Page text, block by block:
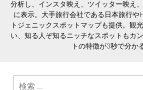
分析し、インスタ映え、ツイッター映え
に表示。大手旅行会社である日本旅行や
トジェニックスポットマップも提供。観
い、知る人ぞ知るニッチなスポットもカ
トの特徴が3秒で分か